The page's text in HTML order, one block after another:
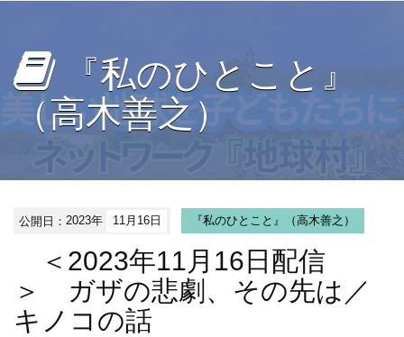
『私のひとこと』
（高木善之）
公開日：2023年 11月16日 『私のひとこと』（高木善之）
＜2023年11月16日配信
＞ ガザの悲劇、その先は／
キノコの話